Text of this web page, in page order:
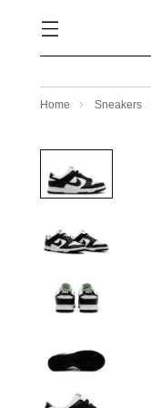
Home Sneakers